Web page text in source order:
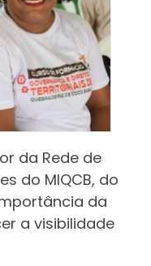
da Rede de
do MIQCB, do
da
a visibilidade